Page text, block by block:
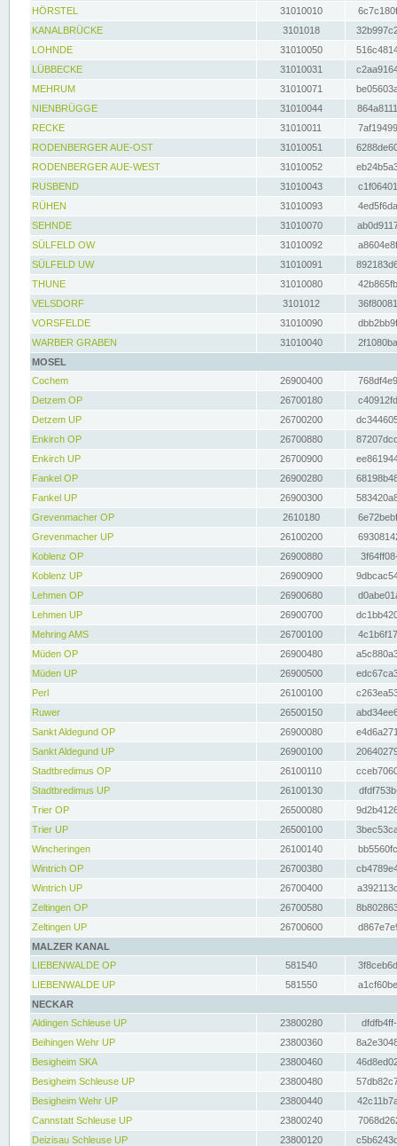
HÖRSTEL
31010010
KANALBRÜCKE
3101018
LOHNDE
31010050
LÜBBECKE
31010031
MEHRUM
31010071
NIENBRÜGGE
31010044
RECKE
31010011
RODENBERGER AUE-OST
31010051
RODENBERGER AUE-WEST
31010052
RUSBEND
31010043
RÜHEN
31010093
SEHNDE
31010070
SÜLFELD OW
31010092
SÜLFELD UW
31010091
THUNE
31010080
VELSDORF
3101012
VORSFELDE
31010090
WARBER GRABEN
31010040
MOSEL
Cochem
26900400
Detzem OP
26700180
Detzem UP
26700200
Enkirch OP
26700880
Enkirch UP
26700900
Fankel OP
26900280
Fankel UP
26900300
Grevenmacher OP
2610180
Grevenmacher UP
26100200
Koblenz OP
26900880
Koblenz UP
26900900
Lehmen OP
26900680
Lehmen UP
26900700
Mehring AMS
26700100
Müden OP
26900480
Müden UP
26900500
Perl
26100100
Ruwer
26500150
Sankt Aldegund OP
26900080
Sankt Aldegund UP
26900100
Stadtbredimus OP
26100110
Stadtbredimus UP
26100130
Trier OP
26500080
Trier UP
26500100
Wincheringen
26100140
Wintrich OP
26700380
Wintrich UP
26700400
Zeltingen OP
26700580
Zeltingen UP
26700600
MALZER KANAL
LIEBENWALDE OP
581540
LIEBENWALDE UP
581550
NECKAR
Aldingen Schleuse UP
23800280
Beihingen Wehr UP
23800360
Besigheim SKA
23800460
Besigheim Schleuse UP
23800480
Besigheim Wehr UP
23800440
Cannstatt Schleuse UP
23800240
Deizisau Schleuse UP
23800120